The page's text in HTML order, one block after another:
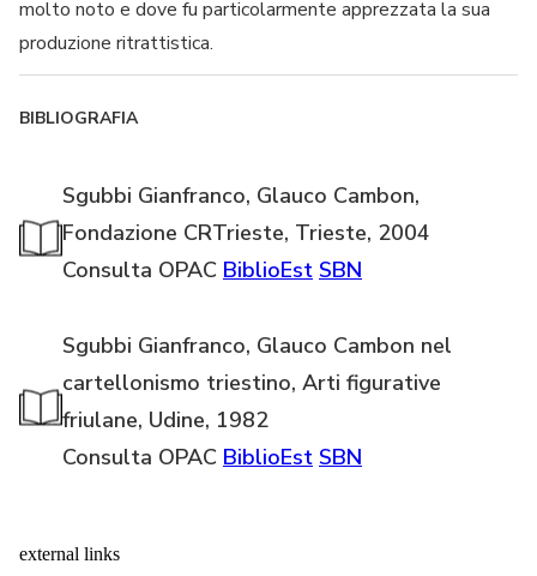
molto noto e dove fu particolarmente apprezzata la sua
produzione ritrattistica.
BIBLIOGRAFIA
Sgubbi Gianfranco, Glauco Cambon,
Fondazione CRTrieste, Trieste, 2004
Consulta OPAC BiblioEst SBN
Sgubbi Gianfranco, Glauco Cambon nel
cartellonismo triestino, Arti figurative
friulane, Udine, 1982
Consulta OPAC BiblioEst SBN
external links